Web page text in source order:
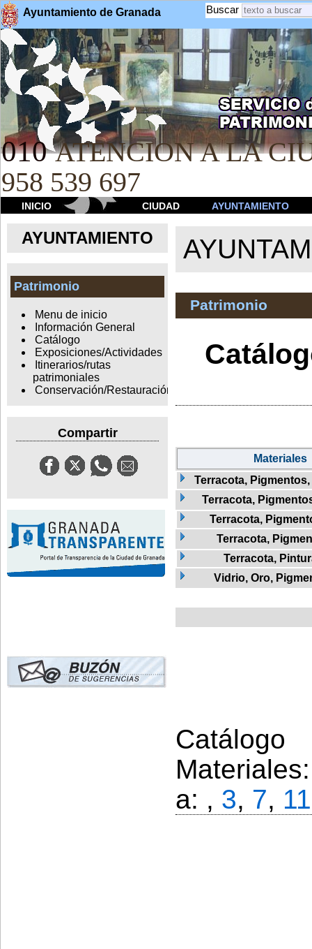
Ayuntamiento de Granada Buscar
010 ATENCION A LA
958 539 697
INICIO CIUDAD AYUNTAMIENTO
AYUNTAMIENTO
Patrimonio
Menu de inicio
Información General
Catálogo
Exposiciones/Actividades
Itinerarios/rutas
patrimoniales
Conservación/Restauración
Compartir
Patrimonio
Materiales
Terracota,
Terracota,
Terracota,
Terracota,
Terracota,
Vidrio, Oro,
a: , 3, 7, 11